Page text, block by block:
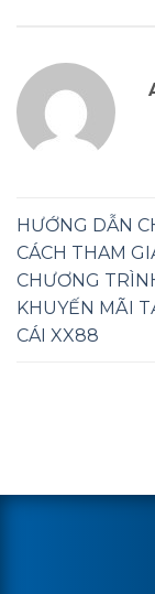
HƯỚNG DẪN
CÁCH THAM
CHƯƠNG
KHUYẾN MÃI
CÁI XX88